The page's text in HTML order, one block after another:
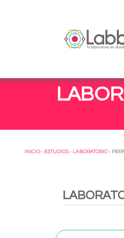
INICIO - ESTUDIOS - LABORATORIO -